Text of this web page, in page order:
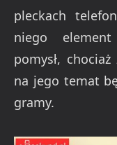
pleckach
niego
pomysł,
na jego temat
gramy.